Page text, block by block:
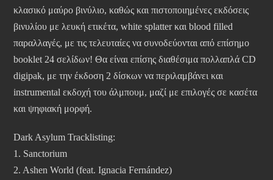
κλασικό μαύρο βινύλιο, καθώς και πιστοποιημένες εκδόσεις
βινυλίου με λευκή ετικέτα, white splatter και blood filled
παραλλαγές, με τις τελευταίες να συνοδεύονται από επίσημο
booklet 24 σελίδων! Θα είναι επίσης διαθέσιμα πολλαπλά CD
digipak, με την έκδοση 2 δίσκων να περιλαμβάνει και
instrumental εκδοχή του άλμπουμ, μαζί με επιλογές σε κασέτα
και ψηφιακή μορφή.
Dark Asylum Tracklisting:
1. Sanctorium
2. Ashen World (feat. Ignacia Fernández)